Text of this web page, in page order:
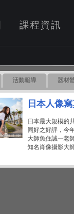
課程資訊
活動報導 器材
日本人像
日本最大規模的
同好之好評，今
大師魚住誠一老
知名肖像攝影大